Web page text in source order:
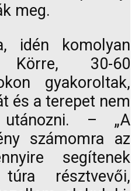
meg.
idén komolyan
30-60
gyakoroltak,
és a terepet nem
utánozni. – „A
számomra az
segítenek
résztvevői,